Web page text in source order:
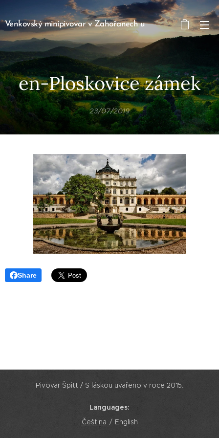
Venkovský minipivovar v Zahořanech u
Litoměřic Zahořany 90, Křešice 411 48
en-Ploskovice zámek
23/07/2019
Share
Pivovar Špitt / S láskou uvařeno v roce 2015.
Languages
Čeština
English